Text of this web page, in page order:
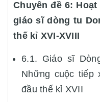
Chuyên đề 6:
giáo sĩ dòng tu
thế kỉ XVI-XVIII
6.1. Giáo sĩ
Những cuộc tiếp
đầu thế kỉ XVII